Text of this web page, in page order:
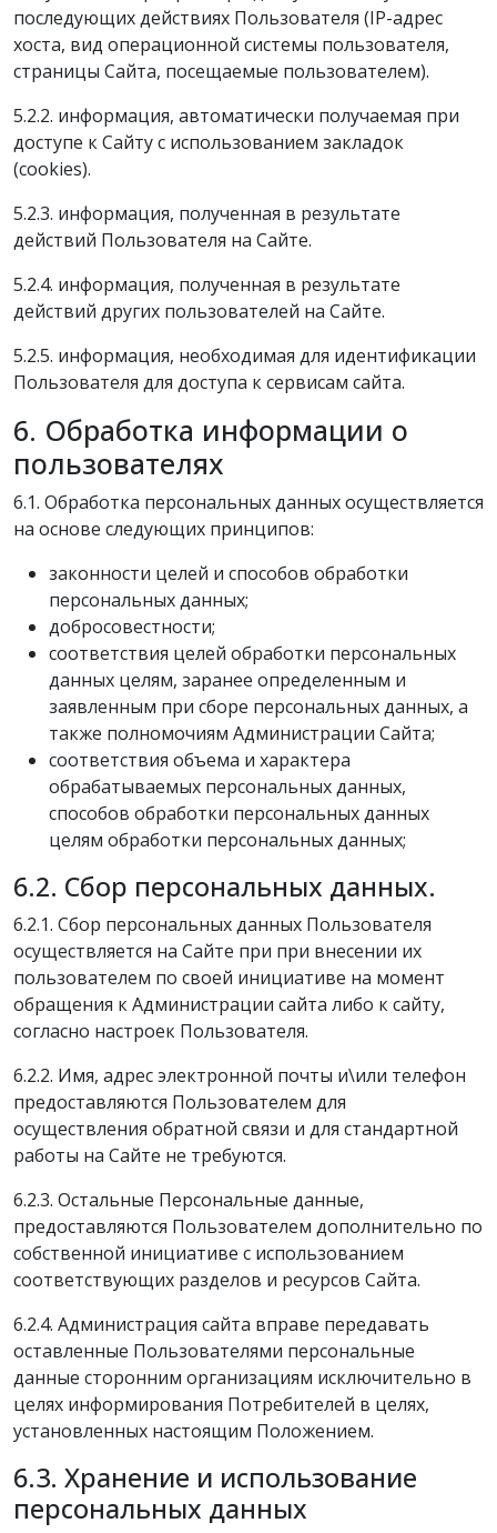
последующих действиях Пользователя (IP-адрес
хоста, вид операционной системы пользователя,
страницы Сайта, посещаемые пользователем).
5.2.2. информация, автоматически получаемая при
доступе к Сайту с использованием закладок
(cookies).
5.2.3. информация, полученная в результате
действий Пользователя на Сайте.
5.2.4. информация, полученная в результате
действий других пользователей на Сайте.
5.2.5. информация, необходимая для идентификации
Пользователя для доступа к сервисам сайта.
6. Обработка информации о
пользователях
6.1. Обработка персональных данных осуществляется
на основе следующих принципов:
законности целей и способов обработки
персональных данных;
добросовестности;
соответствия целей обработки персональных
данных целям, заранее определенным и
заявленным при сборе персональных данных, а
также полномочиям Администрации Сайта;
соответствия объема и характера
обрабатываемых персональных данных,
способов обработки персональных данных
целям обработки персональных данных;
6.2. Сбор персональных данных.
6.2.1. Сбор персональных данных Пользователя
осуществляется на Сайте при при внесении их
пользователем по своей инициативе на момент
обращения к Администрации сайта либо к сайту,
согласно настроек Пользователя.
6.2.2. Имя, адрес электронной почты и\или телефон
предоставляются Пользователем для
осуществления обратной связи и для стандартной
работы на Сайте не требуются.
6.2.3. Остальные Персональные данные,
предоставляются Пользователем дополнительно по
собственной инициативе с использованием
соответствующих разделов и ресурсов Сайта.
6.2.4. Администрация сайта вправе передавать
оставленные Пользователями персональные
данные сторонним организациям исключительно в
целях информирования Потребителей в целях,
установленных настоящим Положением.
6.3. Хранение и использование
персональных данных